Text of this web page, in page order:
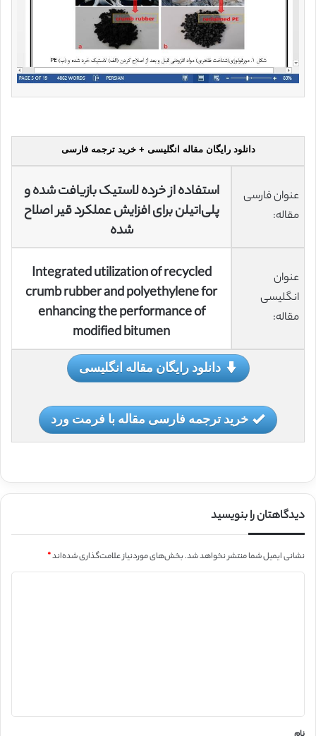
دانلود رایگان مقاله انگلیسی + خرید ترجمه فارسی
عنوان فارسی
مقاله:
استفاده از خرده لاستیک بازیافت شده و
پلی‌اتیلن برای افزایش عملکرد قیر اصلاح
شده
عنوان
انگلیسی
مقاله:
Integrated utilization of recycled
crumb rubber and polyethylene for
enhancing the performance of
modified bitumen
دانلود رایگان مقاله انگلیسی
خرید ترجمه فارسی مقاله با فرمت ورد
دیدگاهتان را بنویسید
نشانی ایمیل شما منتشر نخواهد شد.بخش‌های موردنیاز علامت‌گذاری شده‌اند*